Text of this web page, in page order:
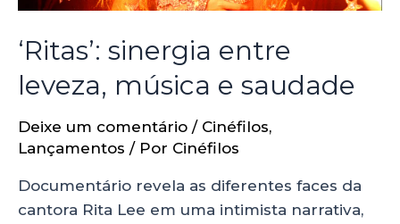
‘Ritas’: sinergia entre
leveza, música e saudade
Deixe um comentário / Cinéfilos,
Lançamentos / Por Cinéfilos
Documentário revela as diferentes faces da
cantora Rita Lee em uma intimista narrativa,